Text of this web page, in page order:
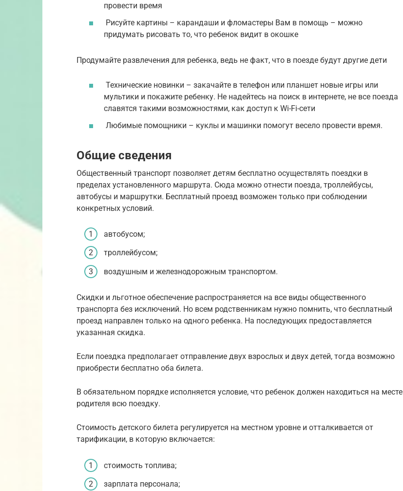
провести время
Рисуйте картины – карандаши и фломастеры Вам в помощь – можно
придумать рисовать то, что ребенок видит в окошке
Продумайте развлечения для ребенка, ведь не факт, что в поезде будут другие дети
Технические новинки – закачайте в телефон или планшет новые игры или
мультики и покажите ребенку. Не надейтесь на поиск в интернете, не все поезда
славятся такими возможностями, как доступ к Wi-Fi-сети
Любимые помощники – куклы и машинки помогут весело провести время.
Общие сведения
Общественный транспорт позволяет детям бесплатно осуществлять поездки в
пределах установленного маршрута. Сюда можно отнести поезда, троллейбусы,
автобусы и маршрутки. Бесплатный проезд возможен только при соблюдении
конкретных условий.
автобусом;
троллейбусом;
воздушным и железнодорожным транспортом.
Скидки и льготное обеспечение распространяется на все виды общественного
транспорта без исключений. Но всем родственникам нужно помнить, что бесплатный
проезд направлен только на одного ребенка. На последующих предоставляется
указанная скидка.
Если поездка предполагает отправление двух взрослых и двух детей, тогда возможно
приобрести бесплатно оба билета.
В обязательном порядке исполняется условие, что ребенок должен находиться на месте
родителя всю поездку.
Стоимость детского билета регулируется на местном уровне и отталкивается от
тарификации, в которую включается:
стоимость топлива;
зарплата персонала;